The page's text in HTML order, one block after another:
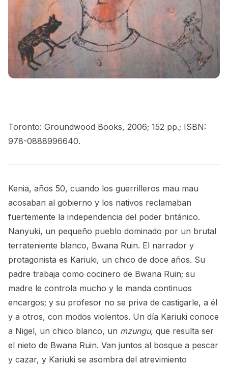
Toronto: Groundwood Books, 2006; 152 pp.; ISBN:
978-0888996640.
Kenia, años 50, cuando los guerrilleros mau mau
acosaban al gobierno y los nativos reclamaban
fuertemente la independencia del poder británico.
Nanyuki, un pequeño pueblo dominado por un brutal
terrateniente blanco, Bwana Ruin. El narrador y
protagonista es Kariuki, un chico de doce años. Su
padre trabaja como cocinero de Bwana Ruin; su
madre le controla mucho y le manda continuos
encargos; y su profesor no se priva de castigarle, a él
y a otros, con modos violentos. Un día Kariuki conoce
a Nigel, un chico blanco, un mzungu, que resulta ser
el nieto de Bwana Ruin. Van juntos al bosque a pescar
y cazar, y Kariuki se asombra del atrevimiento